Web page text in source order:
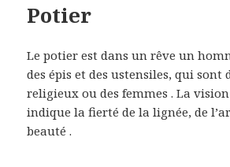
Potier
Le potier est dans un rêve un
des épis et des ustensiles, qui sont
religieux ou des femmes . La
indique la fierté de la lignée, de
beauté .